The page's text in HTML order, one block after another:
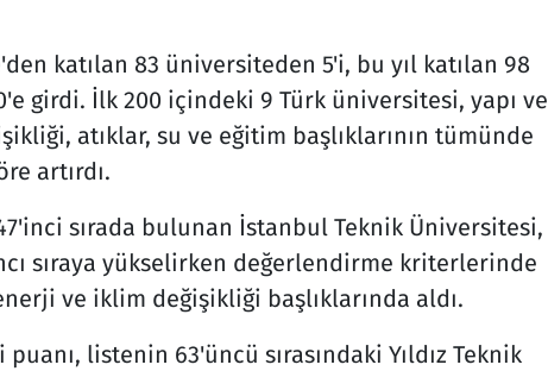
katılan 83 üniversiteden 5'i, bu yıl katılan 98
girdi. İlk 200 içindeki 9 Türk üniversitesi, yapı ve
atıklar, su ve eğitim başlıklarının tümünde
artırdı.
sırada bulunan İstanbul Teknik Üniversitesi,
sıraya yükselirken değerlendirme kriterlerinde
ve iklim değişikliği başlıklarında aldı.
listenin 63'üncü sırasındaki Yıldız Teknik